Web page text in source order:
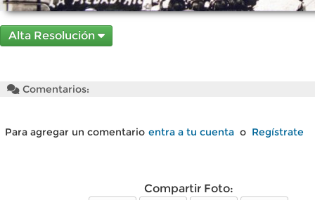
Alta Resolución
Comentarios:
Para agregar un comentario entra a tu cuenta o Regístrate
Compartir Foto: